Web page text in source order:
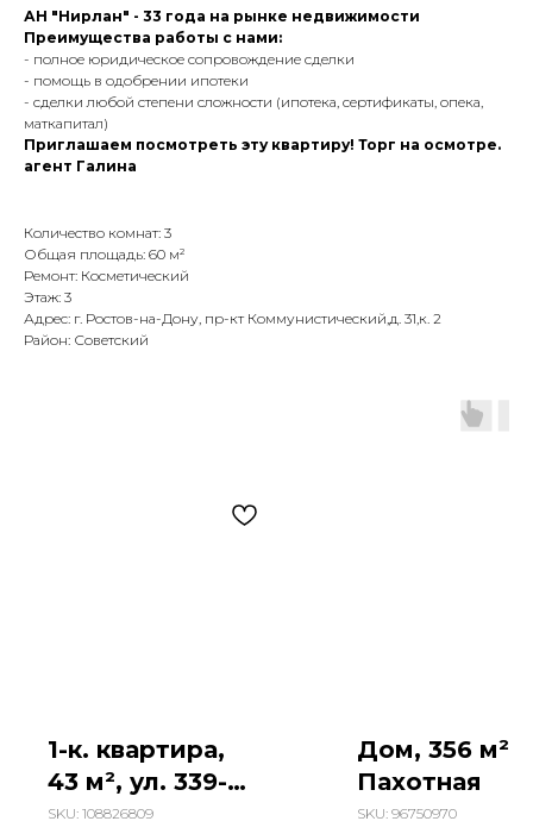
АН "Нирлан" - 33 года на рынке недвижимости
Преимущества работы с нами:
- полное юридическое сопровождение сделки
- помощь в одобрении ипотеки
- сделки любой степени сложности (ипотека, сертификаты, опека,
маткапитал)
Приглашаем посмотреть эту квартиру! Торг на осмотре.
агент Галина
Количество комнат: 3
Общая площадь: 60 м²
Ремонт: Косметический
Этаж: 3
Адрес: г. Ростов-на-Дону, пр-кт Коммунистический,д. 31,к. 2
Район: Советский
1-к. квартира,
43 м², ул. 339-й
Стрелковой
SKU: 108826809
Дом, 356 м²,
Пахотная
SKU: 96750970